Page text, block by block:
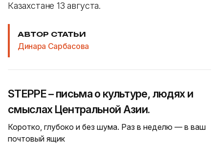
Казахстане 13 августа.
АВТОР СТАТЬИ
Динара Сарбасова
STEPPE – письма о культуре, людях и
смыслах Центральной Азии.
Коротко, глубоко и без шума. Раз в неделю — в ваш
почтовый ящик